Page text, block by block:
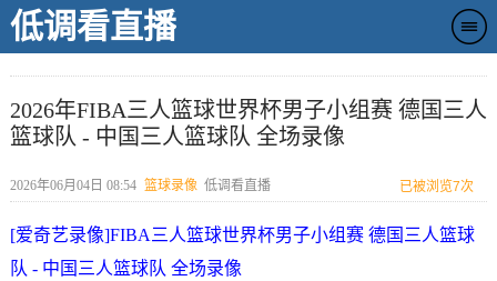
低调看直播
2026年FIBA三人篮球世界杯男子小组赛 德国三人
篮球队 - 中国三人篮球队 全场录像
2026年06月04日 08:54 篮球录像 低调看直播 已被浏览7次
[爱奇艺录像]FIBA三人篮球世界杯男子小组赛 德国三人篮球
队 - 中国三人篮球队 全场录像